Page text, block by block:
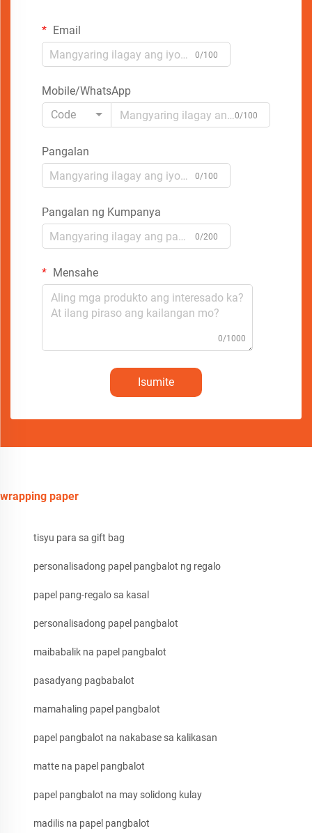
Email
0/100
Mobile/WhatsApp
Code
0/100
Pangalan
0/100
Pangalan ng Kumpanya
0/200
Mensahe
0/1000
Isumite
wrapping paper
tisyu para sa gift bag
personalisadong papel pangbalot ng regalo
papel pang-regalo sa kasal
personalisadong papel pangbalot
maibabalik na papel pangbalot
pasadyang pagbabalot
mamahaling papel pangbalot
papel pangbalot na nakabase sa kalikasan
matte na papel pangbalot
papel pangbalot na may solidong kulay
madilis na papel pangbalot